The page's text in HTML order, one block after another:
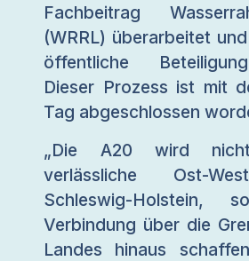
Fachbeitrag
(WRRL) überarbeitet
öffentliche
Dieser Prozess ist mit
Tag abgeschlossen
„Die A20 wird
verlässliche Ost-
Schleswig-Holstein,
Verbindung über die
Landes hinaus